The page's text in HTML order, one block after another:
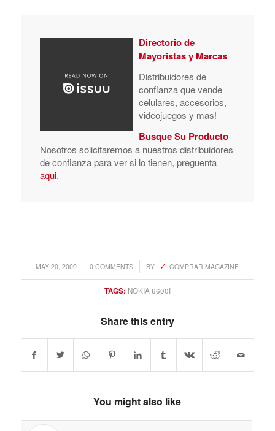
Directorio de
Mayoristas y Marcas
Distribuidores de
confianza que vende
celulares, accesorios,
videojuegos y mas!
Busque Su Producto
Nosotros solicitaremos a nuestros distribuidores
de confianza para ver si lo tienen, preguenta
aqui.
MAY 20, 2009
/ 0 COMMENTS
/ BY COMPRAR MAGAZINE
TAGS: NOKIA 6600I
Share this entry
You might also like